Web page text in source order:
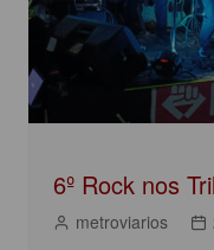
6º Rock nos
metroviarios